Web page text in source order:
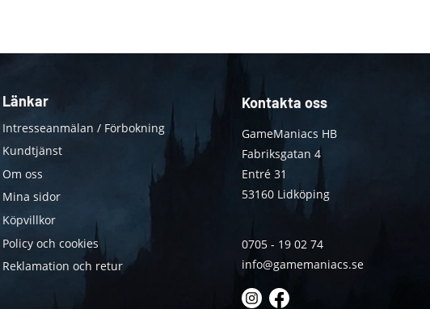
Länkar
Intresseanmälan / Förbokning
Kundtjänst
Om oss
Mina sidor
Köpvillkor
Policy och cookies
Reklamation och retur
Kontakta oss
GameManiacs HB
Fabriksgatan 4
Entré 31
53160 Lidköping
0705 - 19 02 74
info@gamemaniacs.se